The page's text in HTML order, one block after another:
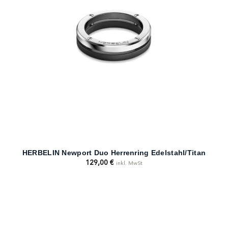
HERBELIN Newport Duo Herrenring Edelstahl/Titan
129,00 € inkl. MwSt